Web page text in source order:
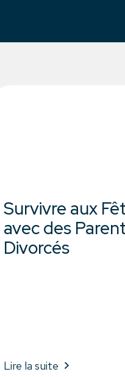
Survivre aux
avec des
Divorcés
Lire la suite